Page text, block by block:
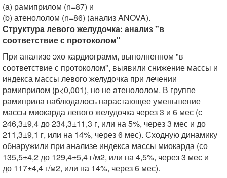
(a) рамиприлом (n=87) и
(b) атенололом (n=86) (анализ ANOVA).
Структура левого желудочка: анализ "в
соответствие с протоколом"
При анализе эхо кардиограмм, выполненном "в
соответствие с протоколом", выявили снижение массы и
индекса массы левого желудочка при лечении
рамиприлом (p<0,001), но не атенололом. В группе
рамиприла наблюдалось нарастающее уменьшение
массы миокарда левого желудочка через 3 и 6 мес (с
246,3±9,4 до 234,3±11,3 г, или на 5%, через 3 мес и до
211,3±9,1 г, или на 14%, через 6 мес). Сходную динамику
обнаружили при анализе индекса массы миокарда (со
135,5±4,2 до 129,4±5,4 г/м2, или на 4,5%, через 3 мес и
до 117±4,4 г/м2, или на 14%, через 6 мес).